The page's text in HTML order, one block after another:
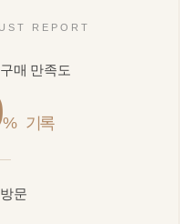
REPORT
매 만족도
% 기록
문